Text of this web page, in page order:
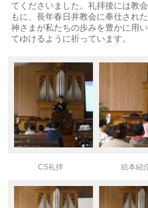
てくださいました。礼拝後には教
もに、長年春日井教会に奉仕され
神さまが私たちの歩みを豊かに用
てゆけるように祈っています。
CS礼拝 絵本紹